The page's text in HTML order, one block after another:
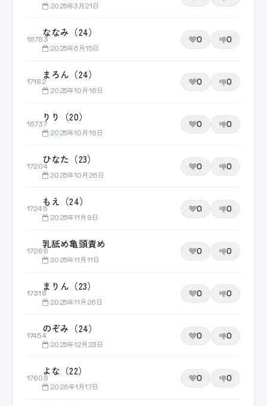
2025年3月21日
16783
ななみ（24）
2025年6月15日
0 0
17182
まろん（24）
2025年10月16日
0 0
16737
りり（20）
2025年10月16日
0 0
17204
ひなた（23）
2025年10月26日
0 0
17245
もえ（24）
2025年11月9日
0 0
17266
乳舐め亀頭責め
2025年11月11日
0 0
17318
まりん（23）
2025年11月26日
0 0
17454
のぞみ（24）
2025年12月23日
0 0
17608
よな（22）
2026年1月17日
0 0